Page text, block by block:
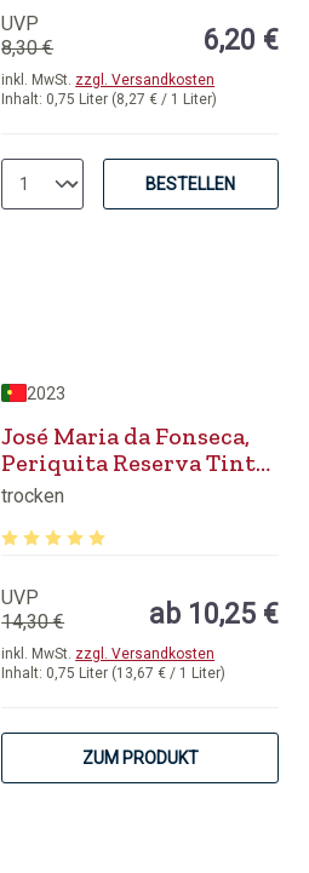
Inhalt: 0,75 Liter (8,27 € / 1 Liter)
inkl. MwSt. zzgl. Versandkosten
UVP
8,30 €
6,20 €
BESTELLEN
2023
José Maria da Fonseca,
Periquita Reserva Tinto
VR
trocken
Inhalt: 0,75 Liter (13,67 € / 1 Liter)
inkl. MwSt. zzgl. Versandkosten
UVP
14,30 €
ab 10,25 €
ZUM PRODUKT